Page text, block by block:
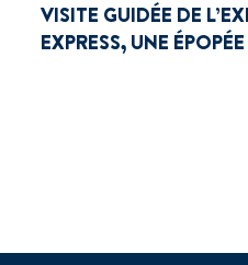
VISITE GUIDÉE DE
EXPRESS, UNE